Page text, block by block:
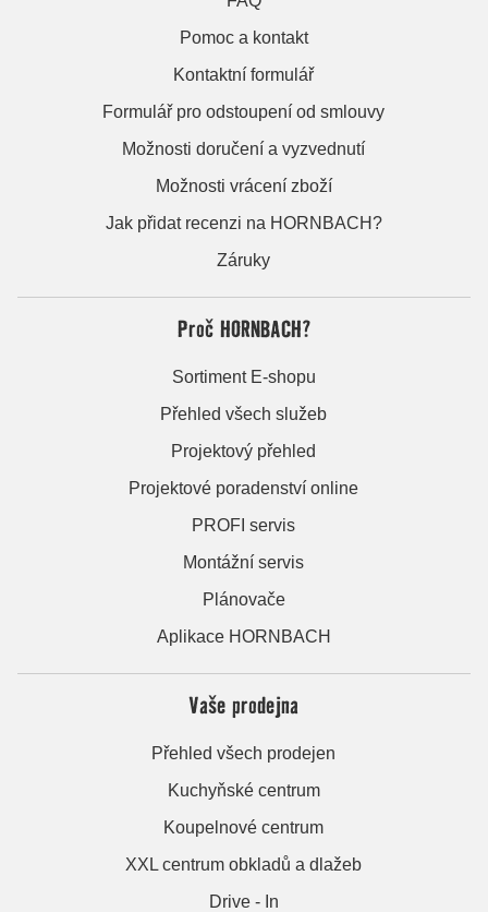
Pomoc a kontakt
Kontaktní formulář
Formulář pro odstoupení od smlouvy
Možnosti doručení a vyzvednutí
Možnosti vrácení zboží
Jak přidat recenzi na HORNBACH?
Záruky
Proč HORNBACH?
Sortiment E-shopu
Přehled všech služeb
Projektový přehled
Projektové poradenství online
PROFI servis
Montážní servis
Plánovače
Aplikace HORNBACH
Vaše prodejna
Přehled všech prodejen
Kuchyňské centrum
Koupelnové centrum
XXL centrum obkladů a dlažeb
Drive - In